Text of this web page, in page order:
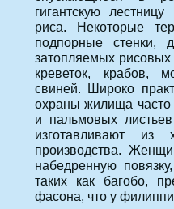
гигантскую
риса. Некоторые
подпорные стенки,
затопляемых
креветок, крабов,
свиней. Широко
охраны жилища часто
и пальмовых
изготавливают из
производства.
набедренную
таких как багобо,
фасона, что у